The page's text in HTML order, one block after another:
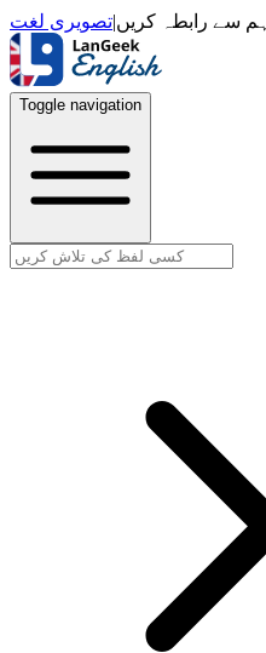
ہم سے رابطہ کریں|تصویری لغت
Toggle navigation